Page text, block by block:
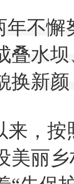
不懈
叠水
换新
，按
美丽